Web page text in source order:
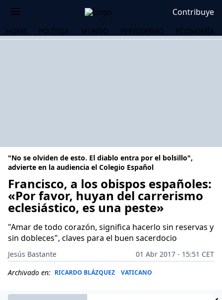
Contribuye
HOME POLÍTICA MUNDO PERIODISMO ECONOMÍA
"No se olviden de esto. El diablo entra por el bolsillo",
advierte en la audiencia el Colegio Español
Francisco, a los obispos españoles:
«Por favor, huyan del carrerismo
eclesiástico, es una peste»
"Amar de todo corazón, significa hacerlo sin reservas y
sin dobleces", claves para el buen sacerdocio
Jesús Bastante
01 Abr 2017 - 15:51 CET
Archivado en: RICARDO BLÁZQUEZ VATICANO